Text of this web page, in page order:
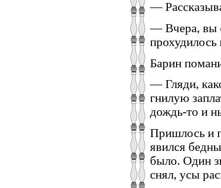
—
— Вчера, вы
прохудилось
Барин
— Гляди,
гнилую
дождь-то и
Пришлось и
явился
было. Один
снял, усы